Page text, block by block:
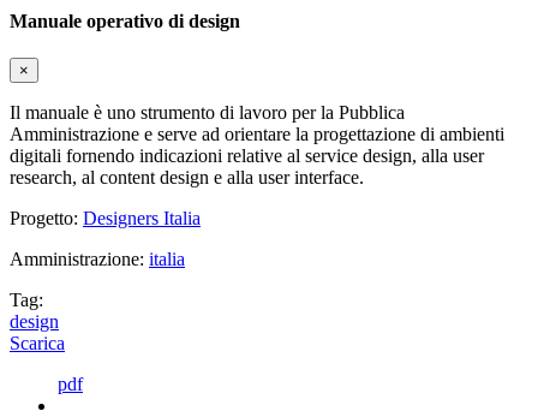
Manuale operativo di design
×
Il manuale è uno strumento di lavoro per la Pubblica
Amministrazione e serve ad orientare la progettazione di ambienti
digitali fornendo indicazioni relative al service design, alla user
research, al content design e alla user interface.
Progetto: Designers Italia
Amministrazione: italia
Tag:
design
Scarica
pdf